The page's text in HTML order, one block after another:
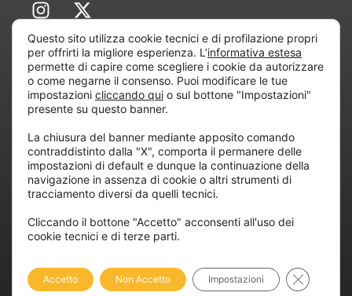
Servizi di
Consulenza
Certificata
all’attività di direzione e coordinamento di “Project
Informatica”
REA: MI – 194005, P. IVA / CF 07165600961 – All
rights reserved.
Policy
Policy
Accessibilità
Questo sito utilizza cookie tecnici e di profilazione propri
per offrirti la migliore esperienza. L’informativa estesa
permette di capire come scegliere i cookie da autorizzare
o come negarne il consenso. Puoi modificare le tue
impostazioni cliccando qui o sul bottone "Impostazioni"
presente su questo banner.
La chiusura del banner mediante apposito comando
contraddistinto dalla "X", comporta il permanere delle
impostazioni di default e dunque la continuazione della
navigazione in assenza di cookie o altri strumenti di
tracciamento diversi da quelli tecnici.
Cliccando il bottone "Accetto" acconsenti all'uso dei
cookie tecnici e di terze parti.
Accetto Non Accetto Impostazioni Close